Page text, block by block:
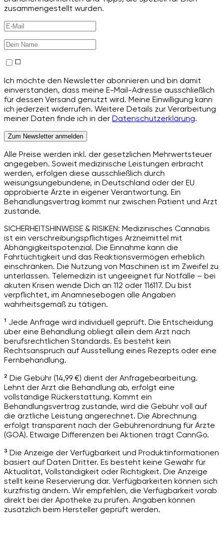
zusammengestellt wurden.
Ich möchte den Newsletter abonnieren und bin damit
einverstanden, dass meine E-Mail-Adresse ausschließlich
für dessen Versand genutzt wird. Meine Einwilligung kann
ich jederzeit widerrufen. Weitere Details zur Verarbeitung
meiner Daten finde ich in der Datenschutzerklärung.
Zum Newsletter anmelden
Alle Preise werden inkl. der gesetzlichen Mehrwertsteuer
angegeben. Soweit medizinische Leistungen erbracht
werden, erfolgen diese ausschließlich durch
weisungsungebundene, in Deutschland oder der EU
approbierte Ärzte in eigener Verantwortung. Ein
Behandlungsvertrag kommt nur zwischen Patient und Arzt
zustande.
SICHERHEITSHINWEISE & RISIKEN: Medizinisches Cannabis
ist ein verschreibungspflichtiges Arzneimittel mit
Abhängigkeitspotenzial. Die Einnahme kann die
Fahrtüchtigkeit und das Reaktionsvermögen erheblich
einschränken. Die Nutzung von Maschinen ist im Zweifel zu
unterlassen. Telemedizin ist ungeeignet für Notfälle – bei
akuten Krisen wende Dich an 112 oder 116117. Du bist
verpflichtet, im Anamnesebogen alle Angaben
wahrheitsgemäß zu tätigen.
¹ Jede Anfrage wird individuell geprüft. Die Entscheidung
über eine Behandlung obliegt allein dem Arzt nach
berufsrechtlichen Standards. Es besteht kein
Rechtsanspruch auf Ausstellung eines Rezepts oder eine
Fernbehandlung.
² Die Gebühr (14,99 €) dient der Anfragebearbeitung.
Lehnt der Arzt die Behandlung ab, erfolgt eine
vollständige Rückerstattung. Kommt ein
Behandlungsvertrag zustande, wird die Gebühr voll auf
die ärztliche Leistung angerechnet. Die Abrechnung
erfolgt transparent nach der Gebührenordnung für Ärzte
(GOÄ). Etwaige Differenzen bei Aktionen trägt CannGo.
³ Die Anzeige der Verfügbarkeit und Produktinformationen
basiert auf Daten Dritter. Es besteht keine Gewähr für
Aktualität, Vollständigkeit oder Richtigkeit. Die Anzeige
stellt keine Reservierung dar. Verfügbarkeiten können sich
kurzfristig ändern. Wir empfehlen, die Verfügbarkeit vorab
direkt bei der Apotheke zu prüfen. Angaben können
zusätzlich beim Hersteller geprüft werden.